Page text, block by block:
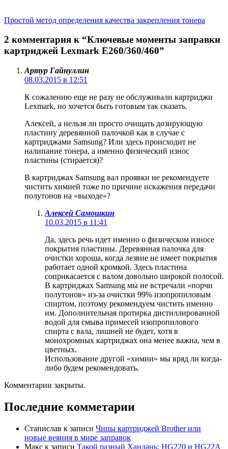
Простой метод определения качества закрепления тонера
2 комментария к “Ключевые моменты заправки
картриджей Lexmark E260/360/460”
Артур Гайнуллин
08.03.2015 в 12:51
К сожалению еще не разу не обслуживали картриджи
Lexmark, но хочется быть готовым так сказать.
Алексей, а нельзя ли просто очищать дозирующую
пластину деревянной палочкой как в случае с
картриджами Samsung? Или здесь происходит не
налипание тонера, а именно физический износ
пластины (стирается)?
В картриджах Samsung вал проявки не рекомендуете
чистить химией тоже по причине искажения передачи
полутонов на «выходе»?
Алексей Самошкин
10.03.2015 в 11:41
Да, здесь речь идет именно о физическом износе
покрытия пластины. Деревянная палочка для
очистки хороша, когда лезвие не имеет покрытия
работает одной кромкой. Здесь пластина
соприкасается с валом довольно широкой полосой.
В картриджах Samsung мы не встречали «порчи
полутонов» из-за очистки 99% изопропиловым
спиртом, поэтому рекомендуем чистить именно
им. Дополнительная протирка дистиллированной
водой для смыва примесей изопропилового
спирта с вала, лишней не будет, хотя в
монохромных картриджах она менее важна, чем в
цветных.
Использование другой «химии» мы вряд ли когда-
либо будем рекомендовать.
Комментарии закрыты.
Последние комметарии
Станислав к записи Чипы картриджей Brother или
новые веяния в мире заправок
Макс к записи Такой разный Хандань: HG220 и HG22A